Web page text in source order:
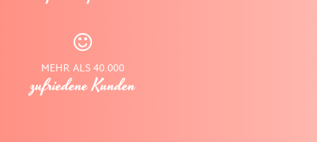
MEHR ALS 40.000
zufriedene Kunden